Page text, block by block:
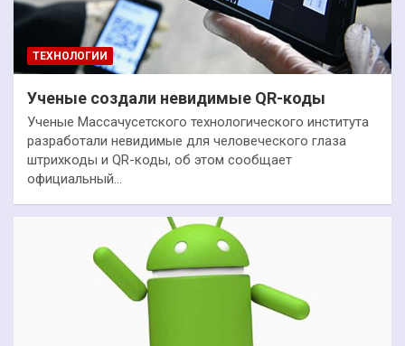
ТЕХНОЛОГИИ
Ученые создали невидимые QR-коды
Ученые Массачусетского технологического института
разработали невидимые для человеческого глаза
штрихкоды и QR-коды, об этом сообщает
официальный…